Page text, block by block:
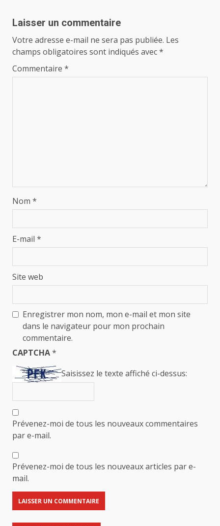
Laisser un commentaire
Votre adresse e-mail ne sera pas publiée. Les
champs obligatoires sont indiqués avec*
Commentaire *
Nom *
E-mail *
Site web
Enregistrer mon nom, mon e-mail et mon site
dans le navigateur pour mon prochain
commentaire.
CAPTCHA*
Saisissez le texte affiché ci-dessus:
Prévenez-moi de tous les nouveaux commentaires
par e-mail.
Prévenez-moi de tous les nouveaux articles par e-
mail.